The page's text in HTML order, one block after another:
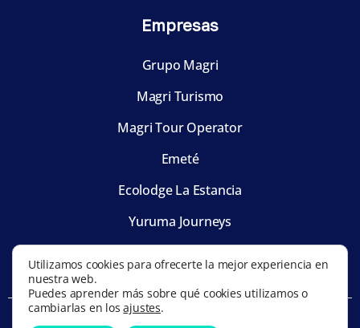
Empresas
Grupo Magri
Magri Turismo
Magri Tour Operator
Emeté
Ecolodge La Estancia
Yuruma Journeys
Utilizamos cookies para ofrecerte la mejor experiencia en
nuestra web.
Puedes aprender más sobre qué cookies utilizamos o
cambiarlas en losajustes.